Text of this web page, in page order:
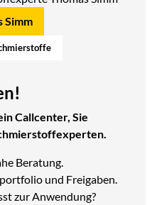
Simm
Callcenter, Sie
Beratung.
und Freigaben.
zur Anwendung?